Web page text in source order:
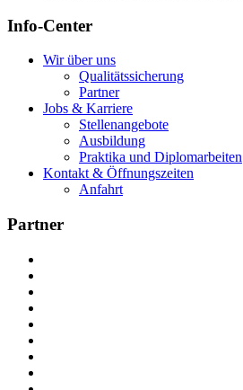
Info-Center
Wir über uns
Qualitätssicherung
Partner
Jobs & Karriere
Stellenangebote
Ausbildung
Praktika und Diplomarbeiten
Kontakt & Öffnungszeiten
Anfahrt
Partner